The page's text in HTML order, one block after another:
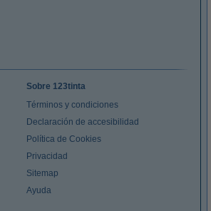
Sobre 123tinta
Términos y condiciones
Declaración de accesibilidad
Política de Cookies
Privacidad
Sitemap
Ayuda